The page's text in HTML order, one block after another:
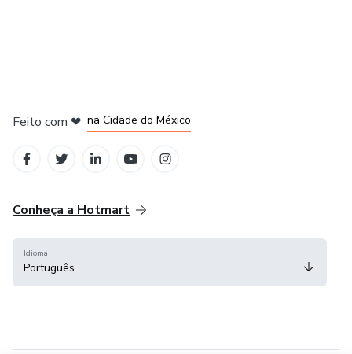
Feito com ❤ na Cidade do México
Conheça a Hotmart
Idioma
Português